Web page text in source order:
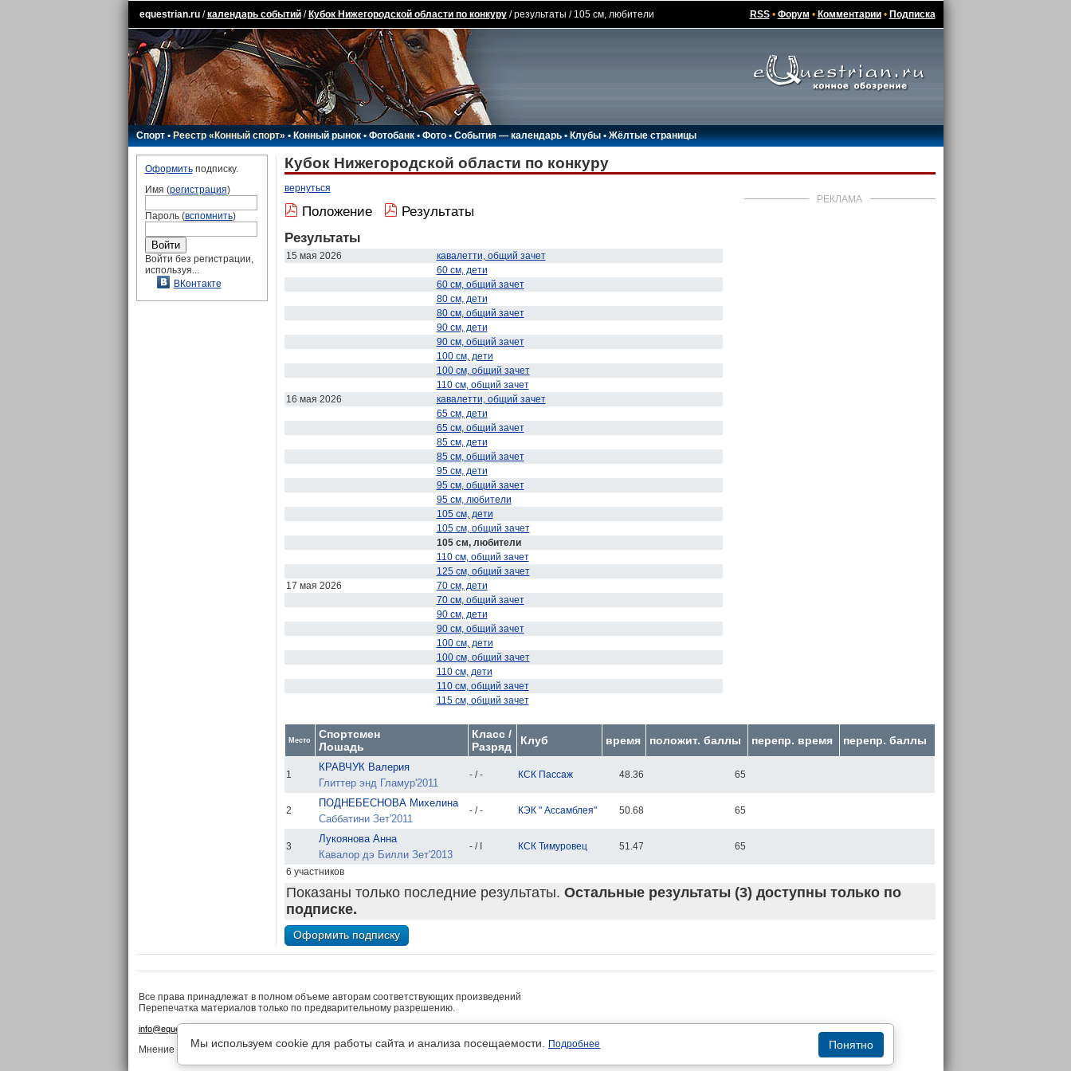
equestrian.ru/календарь событий/ Кубок Нижегородской области по конкуру/ результаты / 105 см, любители RSS• Форум • Комментарии• Подписка
Спорт•Реестр «Конный спорт»•Конный рынок•Фотобанк •Фото•События — календарь•Клубы •Жёлтые страницы
Оформитьподписку.
Имя (регистрация)
Пароль (вспомнить)
Войти без регистрации,
используя...
ВКонтакте
Кубок Нижегородской области по конкуру
вернуться
РЕКЛАМА
Положение Результаты
Результаты
15 мая 2026
кавалетти, общий зачет
60 см, дети
60 см, общий зачет
80 см, дети
80 см, общий зачет
90 см, дети
90 см, общий зачет
100 см, дети
100 см, общий зачет
110 см, общий зачет
16 мая 2026
кавалетти, общий зачет
65 см, дети
65 см, общий зачет
85 см, дети
85 см, общий зачет
95 см, дети
95 см, общий зачет
95 см, любители
105 см, дети
105 см, общий зачет
105 см, любители
110 см, общий зачет
125 см, общий зачет
17 мая 2026
70 см, дети
70 см, общий зачет
90 см, дети
90 см, общий зачет
100 см, дети
100 см, общий зачет
110 см, дети
110 см, общий зачет
115 см, общий зачет
Место
Спортсмен
Лошадь
Класс /
Разряд
Клуб время положит. баллы перепр. время перепр. баллы
1
КРАВЧУК Валерия
Глиттер энд Гламур'2011
- / - КСК Пассаж 48.36 65
2
ПОДНЕБЕСНОВА Михелина
Саббатини Зет'2011
- / - КЭК " Ассамблея" 50.68 65
3
Лукоянова Анна
Кавалор дэ Билли Зет'2013
- / I КСК Тимуровец 51.47 65
6 участников
Показаны только последние результаты. Остальные результаты (3) доступны только по
подписке.
Все права принадлежат в полном объеме авторам соответствующих произведений
Перепечатка материалов только по предварительному разрешению.
info@equestrian.ru
Мнение редакции может не совпадать с мнением авторов.
Понятно
Мы используем cookie для работы сайта и анализа посещаемости. Подробнее